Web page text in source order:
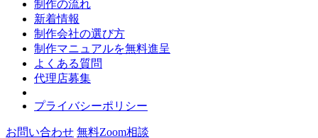
制作の流れ
新着情報
制作会社の選び方
制作マニュアルを無料進呈
よくある質問
代理店募集
プライバシーポリシー
お問い合わせ 無料Zoom相談